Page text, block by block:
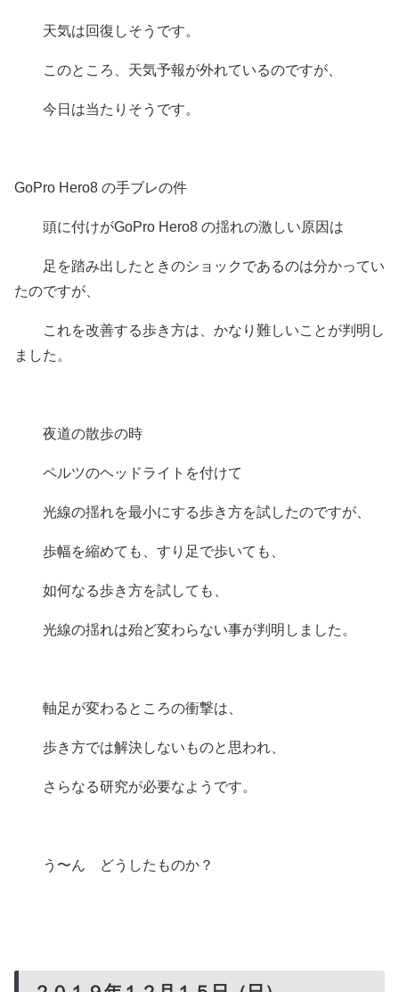
天気は回復しそうです。
このところ、天気予報が外れているのですが、
今日は当たりそうです。
GoPro Hero8 の手ブレの件
頭に付けがGoPro Hero8 の揺れの激しい原因は
足を踏み出したときのショックであるのは分かってい
たのですが、
これを改善する歩き方は、かなり難しいことが判明し
ました。
夜道の散歩の時
ペルツのヘッドライトを付けて
光線の揺れを最小にする歩き方を試したのですが、
歩幅を縮めても、すり足で歩いても、
如何なる歩き方を試しても、
光線の揺れは殆ど変わらない事が判明しました。
軸足が変わるところの衝撃は、
歩き方では解決しないものと思われ、
さらなる研究が必要なようです。
う〜ん どうしたものか？